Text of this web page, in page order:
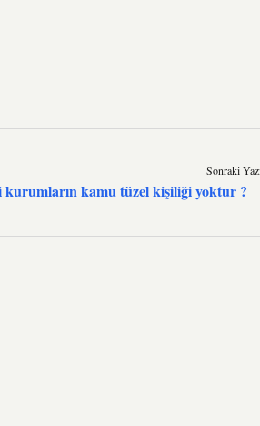
Sonraki
kurumların kamu tüzel kişiliği yoktur ?